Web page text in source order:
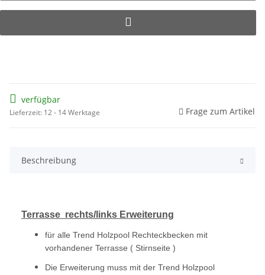
verfügbar
Lieferzeit: 12 - 14 Werktage Frage zum Artikel
Beschreibung
Terrasse rechts/links Erweiterung
für alle Trend Holzpool Rechteckbecken mit
vorhandener Terrasse ( Stirnseite )
Die Erweiterung muss mit der Trend Holzpool